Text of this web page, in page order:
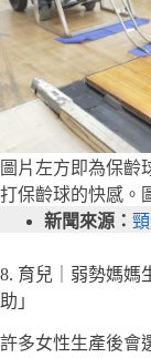
圖片左方即為保齡
打保齡球的快感。
新聞來源：
8. 育兒｜弱勢媽媽
助」
許多女性生產後會